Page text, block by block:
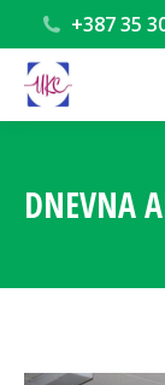
+387 35
DNEVNA